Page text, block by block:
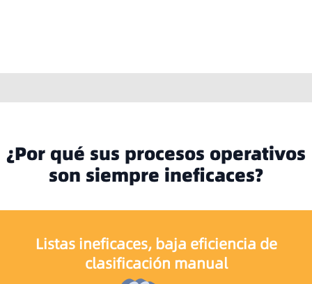
¿Por qué sus procesos operativos
son siempre ineficaces?
Listas ineficaces, baja eficiencia de
clasificación manual